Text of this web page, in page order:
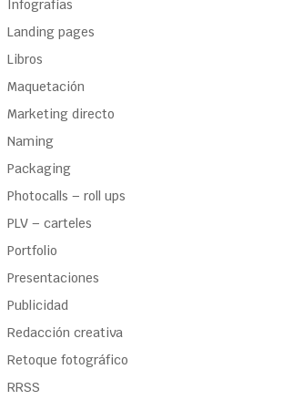
Infografías
Landing pages
Libros
Maquetación
Marketing directo
Naming
Packaging
Photocalls – roll ups
PLV – carteles
Portfolio
Presentaciones
Publicidad
Redacción creativa
Retoque fotográfico
RRSS